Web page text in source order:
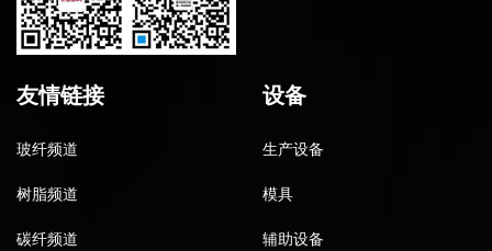
友情链接
玻纤频道
树脂频道
碳纤频道
设备
生产设备
模具
辅助设备